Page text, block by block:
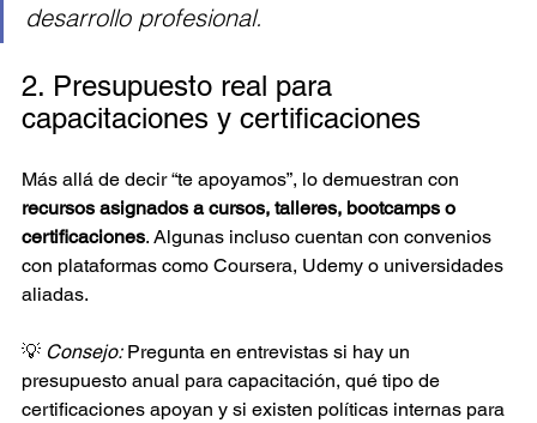
desarrollo profesional.
2. Presupuesto real para
capacitaciones y certificaciones
Más allá de decir “te apoyamos”, lo demuestran con
recursos asignados a cursos, talleres, bootcamps o
certificaciones. Algunas incluso cuentan con convenios
con plataformas como Coursera, Udemy o universidades
aliadas.
💡 Consejo: Pregunta en entrevistas si hay un
presupuesto anual para capacitación, qué tipo de
certificaciones apoyan y si existen políticas internas para